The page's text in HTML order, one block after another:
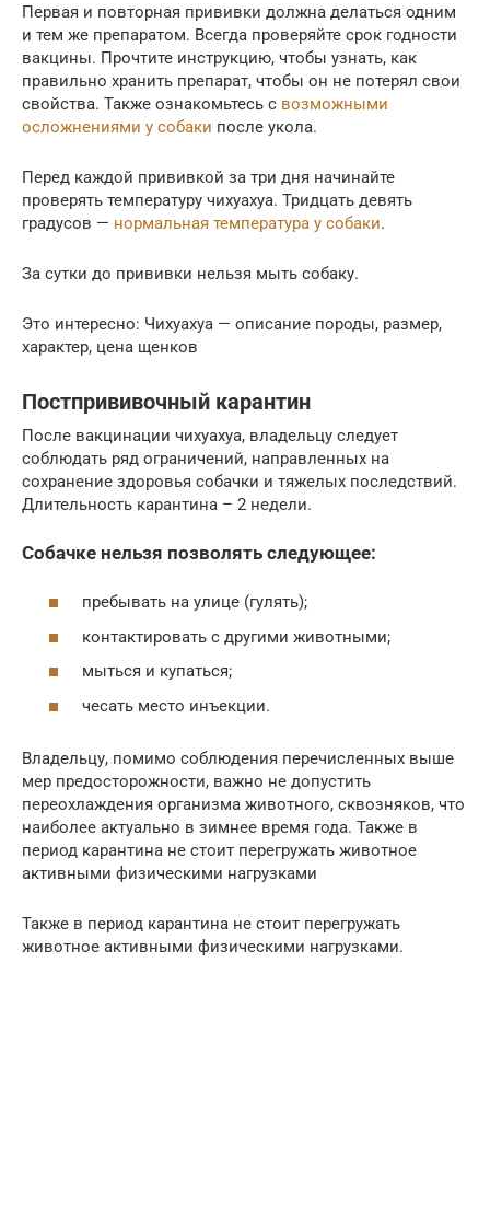
Первая и повторная прививки должна делаться одним
и тем же препаратом. Всегда проверяйте срок годности
вакцины. Прочтите инструкцию, чтобы узнать, как
правильно хранить препарат, чтобы он не потерял свои
свойства. Также ознакомьтесь с возможными
осложнениями у собаки после укола.
Перед каждой прививкой за три дня начинайте
проверять температуру чихуахуа. Тридцать девять
градусов — нормальная температура у собаки.
За сутки до прививки нельзя мыть собаку.
Это интересно: Чихуахуа — описание породы, размер,
характер, цена щенков
Постпрививочный карантин
После вакцинации чихуахуа, владельцу следует
соблюдать ряд ограничений, направленных на
сохранение здоровья собачки и тяжелых последствий.
Длительность карантина – 2 недели.
Собачке нельзя позволять следующее:
пребывать на улице (гулять);
контактировать с другими животными;
мыться и купаться;
чесать место инъекции.
Владельцу, помимо соблюдения перечисленных выше
мер предосторожности, важно не допустить
переохлаждения организма животного, сквозняков, что
наиболее актуально в зимнее время года. Также в
период карантина не стоит перегружать животное
активными физическими нагрузками
Также в период карантина не стоит перегружать
животное активными физическими нагрузками.